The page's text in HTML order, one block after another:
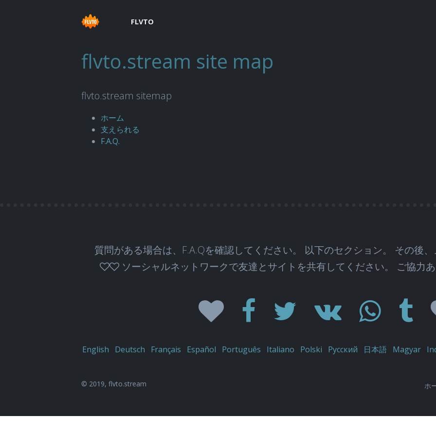
FLVTO
flvto.stream site map
flvto.stream sitemap
ホーム
支えられる
F.A.Q.
質問がある場合は、F.A.Qを確認してください。 以下のセクション。 その後、
ソーシャルネットワークで友達とサイトを共有してください。 ご協力
English Deutsch Français Español Português Italiano Polski Русский 日本語 Magyar
© 2019, flvto.stream ホ